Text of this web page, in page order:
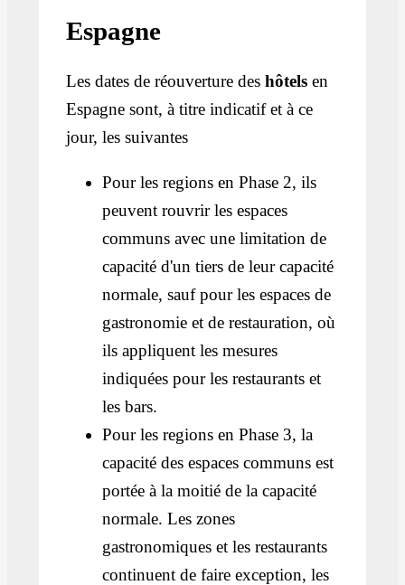
Espagne
Les dates de réouverture deshôtels en
Espagne sont, à titre indicatif et à ce
jour, les suivantes
Pour les regions en Phase 2, ils
peuvent rouvrir les espaces
communs avec une limitation de
capacité d'un tiers de leur capacité
normale, sauf pour les espaces de
gastronomie et de restauration, où
ils appliquent les mesures
indiquées pour les restaurants et
les bars.
Pour les regions en Phase 3, la
capacité des espaces communs est
portée à la moitié de la capacité
normale. Les zones
gastronomiques et les restaurants
continuent de faire exception, les